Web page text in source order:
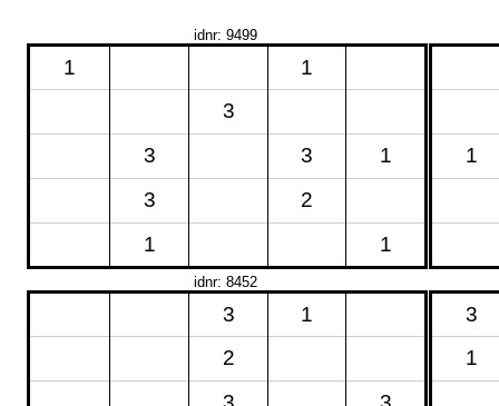
idnr: 9499
1
1
3
3
3
1
3
2
1
1
1
idnr: 8452
3
1
2
3
1